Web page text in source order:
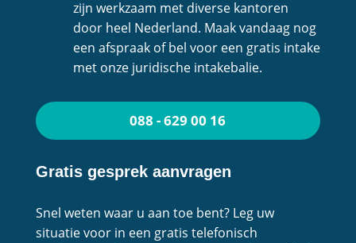
zijn werkzaam met diverse kantoren
door heel Nederland. Maak vandaag nog
een afspraak of bel voor een gratis intake
met onze juridische intakebalie.
088 - 629 00 16
Gratis gesprek aanvragen
Snel weten waar u aan toe bent? Leg uw
situatie voor in een gratis telefonisch